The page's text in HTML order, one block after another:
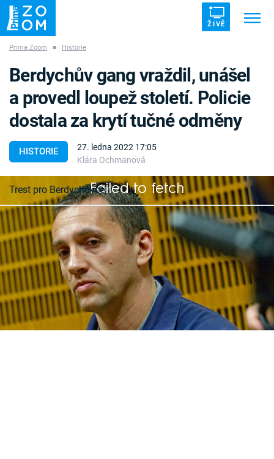
ŽIVĚ
ZÁHADY VETŘELCI DÁVNOVĚKU
Témata
Témata
Pořady
TV Program
Časopis
Sledujte prima+
Prima Zoom ■ Historie
HISTORIE
27. ledna 2022 17:05
Klára Ochmanová
Berdychův gang vraždil, unášel
a provedl loupež století. Policie
dostala za krytí tučné odměny
Failed to fetch
Trest pro Berdychovce
Největší zločinecká organizace v Česku prorostla
až do nejvyšších pater policie. Odkrýt její členy a
praktiky trvalo sedm let.